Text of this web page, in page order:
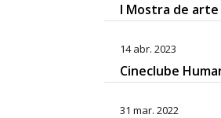
I Mostra de
14 abr. 2023
Cineclube
31 mar. 2022